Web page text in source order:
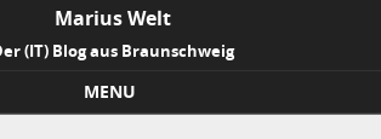
Marius Welt
(IT) Blog aus Braunschweig
MENU